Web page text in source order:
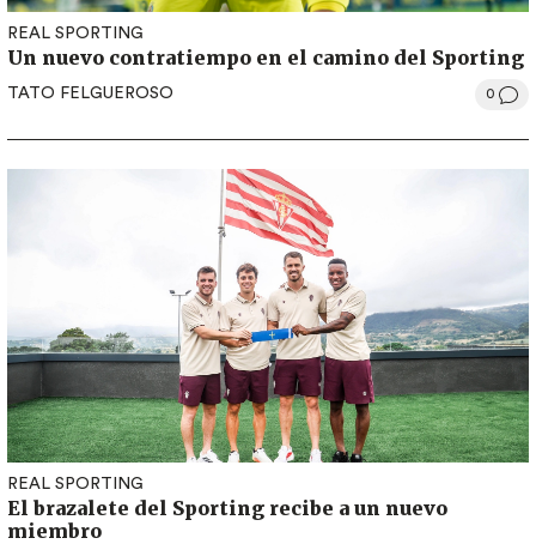
REAL SPORTING
Un nuevo contratiempo en el camino del Sporting
TATO FELGUEROSO 0
REAL SPORTING
El brazalete del Sporting recibe a un nuevo
miembro